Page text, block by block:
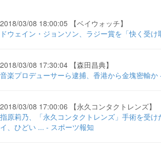
2018/03/08 18:00:05 【ベイウォッチ】
ドウェイン・ジョンソン、ラジー賞を「快く受
2018/03/08 17:30:04 【森田昌典】
音楽プロデューサーら逮捕、香港から金塊密輸か
2018/03/08 17:00:06 【永久コンタクトレンズ】
指原莉乃、「永久コンタクトレンズ」手術を受け
イ、ひどい ... - スポーツ報知